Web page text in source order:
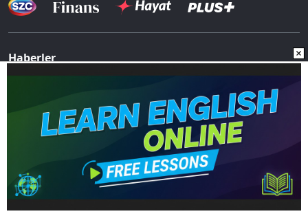
Haberler
2023 Seçim Sonuçları
Yazarlar
Finans Haberleri
Ekonomi Haberleri
Hayat Haberleri